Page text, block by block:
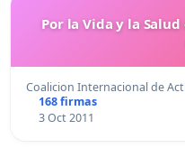
Por la Vida y la
Coalicion Internacional de
168 firmas
3 Oct 2011